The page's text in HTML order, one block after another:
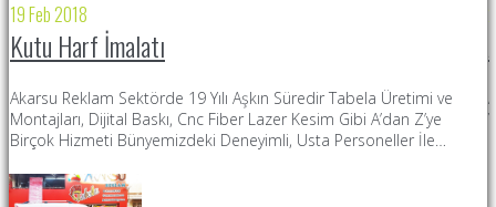
19 Feb 2018
Kutu Harf İmalatı
Akarsu Reklam Sektörde 19 Yılı Aşkın Süredir Tabela Üretimi ve
Montajları, Dijital Baskı, Cnc Fiber Lazer Kesim Gibi A’dan Z’ye
Birçok Hizmeti Bünyemizdeki Deneyimli, Usta Personeller İle…